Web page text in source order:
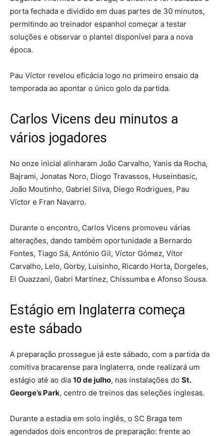
porta fechada e dividido em duas partes de 30 minutos,
permitindo ao treinador espanhol começar a testar
soluções e observar o plantel disponível para a nova
época.
Pau Víctor revelou eficácia logo no primeiro ensaio da
temporada ao apontar o único golo da partida.
Carlos Vicens deu minutos a
vários jogadores
No onze inicial alinharam João Carvalho, Yanis da Rocha,
Bajrami, Jonatas Noro, Diogo Travassos, Huseinbasic,
João Moutinho, Gabriel Silva, Diego Rodrigues, Pau
Víctor e Fran Navarro.
Durante o encontro, Carlos Vicens promoveu várias
alterações, dando também oportunidade a Bernardo
Fontes, Tiago Sá, António Gil, Víctor Gómez, Vítor
Carvalho, Lelo, Gorby, Luisinho, Ricardo Horta, Dorgeles,
El Ouazzani, Gabri Martínez, Chissumba e Afonso Sousa.
Estágio em Inglaterra começa
este sábado
A preparação prossegue já este sábado, com a partida da
comitiva bracarense para Inglaterra, onde realizará um
estágio até ao dia 10 de julho, nas instalações do St.
George’s Park, centro de treinos das seleções inglesas.
Durante a estadia em solo inglês, o SC Braga tem
agendados dois encontros de preparação: frente ao